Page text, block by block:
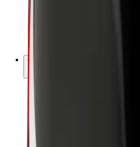
Générez des revenus avec Bolt